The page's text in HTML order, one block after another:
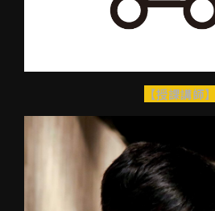
【授課講師】